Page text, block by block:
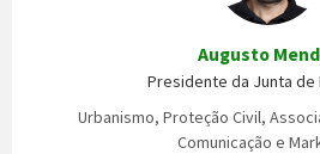
Augusto
Presidente da Junta de
Urbanismo, Proteção Civil,
Comunicação e